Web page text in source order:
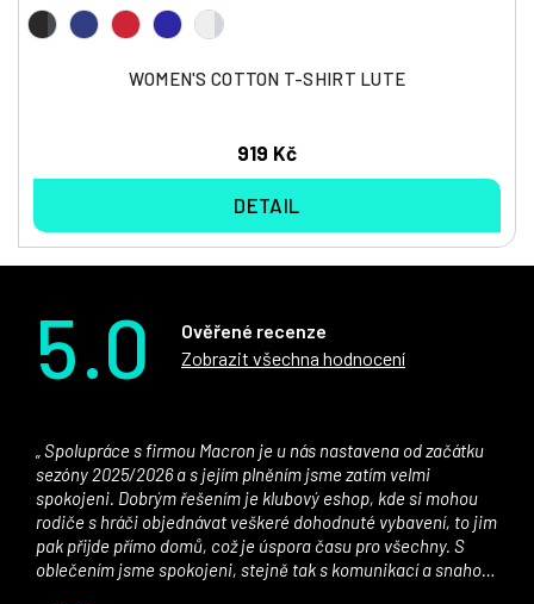
WOMEN'S COTTON T-SHIRT LUTE
919 Kč
DETAIL
5.0
Ověřené recenze
Zobrazit všechna hodnocení
sezóny 2025/2026 a s jejím plněním jsme zatím velmi
spokojeni. Dobrým řešením je klubový eshop, kde si mohou
rodiče s hráči objednávat veškeré dohodnuté vybavení, to jim
pak přijde přímo domů, což je úspora času pro všechny. S
oblečením jsme spokojeni, stejně tak s komunikací a snahou